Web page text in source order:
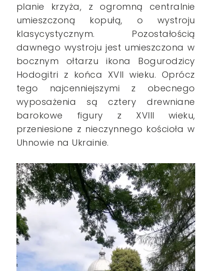
planie krzyża, z ogromną centralnie
umieszczoną kopułą, o wystroju
klasycystycznym. Pozostałością
dawnego wystroju jest umieszczona w
bocznym ołtarzu ikona Bogurodzicy
Hodogitri z końca XVII wieku. Oprócz
tego najcenniejszymi z obecnego
wyposażenia są cztery drewniane
barokowe figury z XVIII wieku,
przeniesione z nieczynnego kościoła w
Uhnowie na Ukrainie.